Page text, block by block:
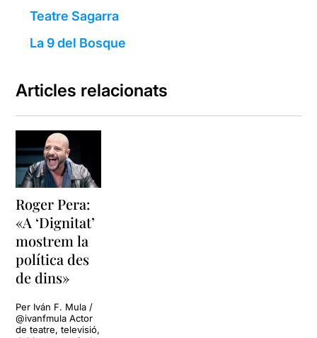
Teatre Sagarra
La 9 del Bosque
Articles relacionats
Roger Pera:
«A ‘Dignitat’
mostrem la
política des
de dins»
Per Iván F. Mula /
@ivanfmula Actor
de teatre, televisió,